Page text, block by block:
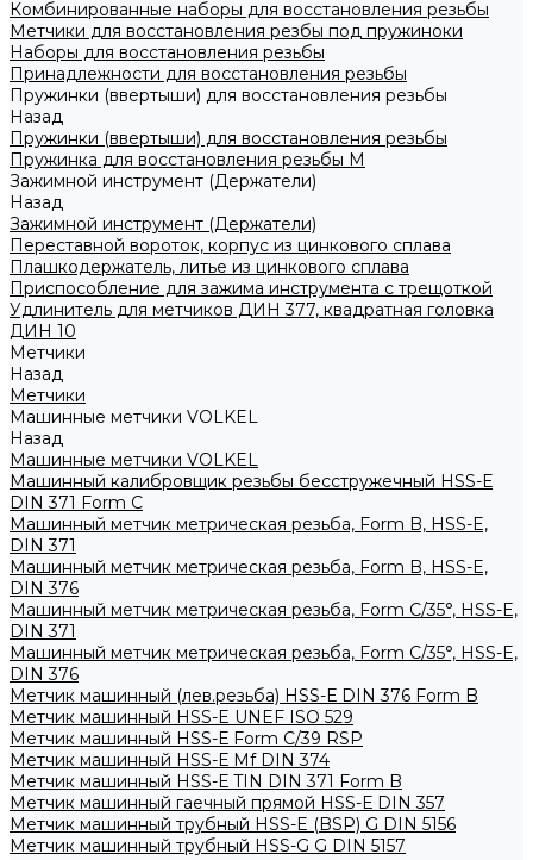
Комбинированные наборы для восстановления резьбы
Метчики для восстановления резбы под пружиноки
Наборы для восстановления резьбы
Принадлежности для восстановления резьбы
Пружинки (ввертыши) для восстановления резьбы
Назад
Пружинки (ввертыши) для восстановления резьбы
Пружинка для восстановления резьбы M
Зажимной инструмент (Держатели)
Назад
Зажимной инструмент (Держатели)
Переставной вороток, корпус из цинкового сплава
Плашкодержатель, литье из цинкового сплава
Приспособление для зажима инструмента с трещоткой
Удлинитель для метчиков ДИН 377, квадратная головка
ДИН 10
Метчики
Назад
Метчики
Машинные метчики VOLKEL
Назад
Машинные метчики VOLKEL
Машинный калибровщик резьбы бесстружечный HSS-Е
DIN 371 Form C
Машинный метчик метрическая резьба, Form B, HSS-E,
DIN 371
Машинный метчик метрическая резьба, Form B, HSS-E,
DIN 376
Машинный метчик метрическая резьба, Form С/35°, HSS-E,
DIN 371
Машинный метчик метрическая резьба, Form С/35°, HSS-E,
DIN 376
Метчик машинный (лев.резьба) HSS-Е DIN 376 Form B
Метчик машинный HSS-E UNEF ISO 529
Метчик машинный HSS-Е Form C/39 RSP
Метчик машинный HSS-Е Mf DIN 374
Метчик машинный HSS-Е TIN DIN 371 Form B
Метчик машинный гаечный прямой HSS-Е DIN 357
Метчик машинный трубный HSS-E (BSP) G DIN 5156
Метчик машинный трубный HSS-G G DIN 5157